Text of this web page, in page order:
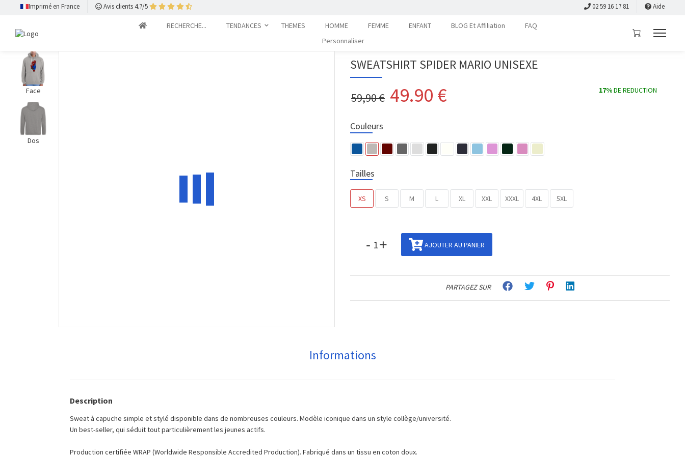
Imprimé en France Avis clients 4.7/5 02 59 16 17 81 Aide
RECHERCHE... TENDANCES THEMES HOMME FEMME ENFANT BLOG Et Affiliation
FAQ
Personnaliser
Face
Dos
SWEATSHIRT SPIDER MARIO UNISEXE
59,90 € 49.90 € 17%DE REDUCTION
Couleurs
Tailles
XS S M L XL XXL XXXL 4XL 5XL
- + AJOUTER AU PANIER
PARTAGEZ SUR
Informations
Description
Sweat à capuche simple et stylé disponible dans de nombreuses couleurs. Modèle iconique dans un style collège/université.
Un best-seller, qui séduit tout particulièrement les jeunes actifs.
Production certifiée WRAP (Worldwide Responsible Accredited Production). Fabriqué dans un tissu en coton doux.